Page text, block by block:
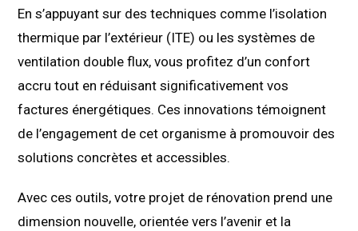
En s’appuyant sur des techniques comme l’isolation
thermique par l’extérieur (ITE) ou les systèmes de
ventilation double flux, vous profitez d’un confort
accru tout en réduisant significativement vos
factures énergétiques. Ces innovations témoignent
de l’engagement de cet organisme à promouvoir des
solutions concrètes et accessibles.
Avec ces outils, votre projet de rénovation prend une
dimension nouvelle, orientée vers l’avenir et la